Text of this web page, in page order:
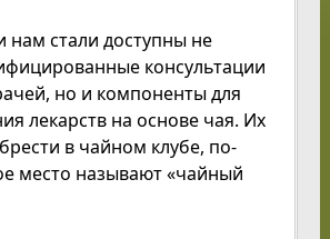
нам стали доступны не
консультации
но и компоненты для
лекарств на основе чая. Их
в чайном клубе, по-
место называют «чайный